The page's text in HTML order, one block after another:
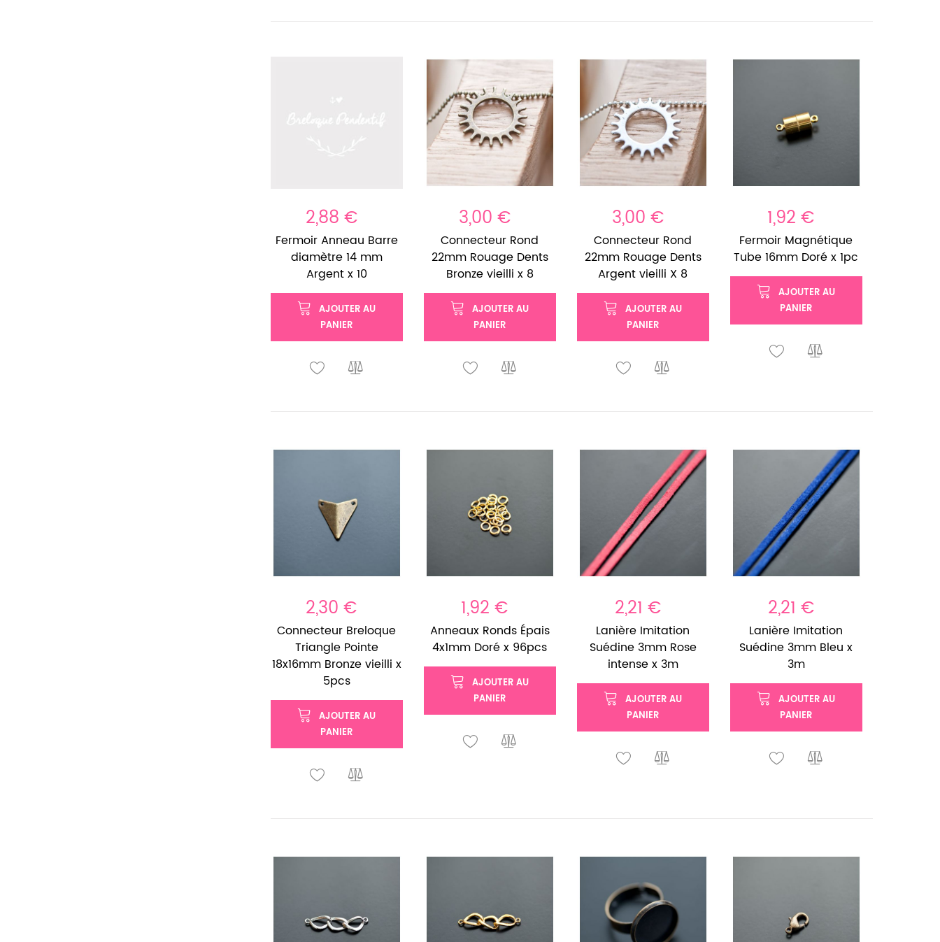
2,88 €
Fermoir Anneau Barre
diamètre 14 mm
Argent x 10
AJOUTER AU
PANIER
3,00 €
Connecteur Rond
22mm Rouage Dents
Bronze vieilli x 8
AJOUTER AU
PANIER
3,00 €
Connecteur Rond
22mm Rouage Dents
Argent vieilli X 8
AJOUTER AU
PANIER
1,92 €
Fermoir Magnétique
Tube 16mm Doré x 1pc
AJOUTER AU
PANIER
2,30 €
Connecteur Breloque
Triangle Pointe
18x16mm Bronze vieilli x
5pcs
AJOUTER AU
PANIER
1,92 €
Anneaux Ronds Épais
4x1mm Doré x 96pcs
AJOUTER AU
PANIER
2,21 €
Lanière Imitation
Suédine 3mm Rose
intense x 3m
AJOUTER AU
PANIER
2,21 €
Lanière Imitation
Suédine 3mm Bleu x
3m
AJOUTER AU
PANIER